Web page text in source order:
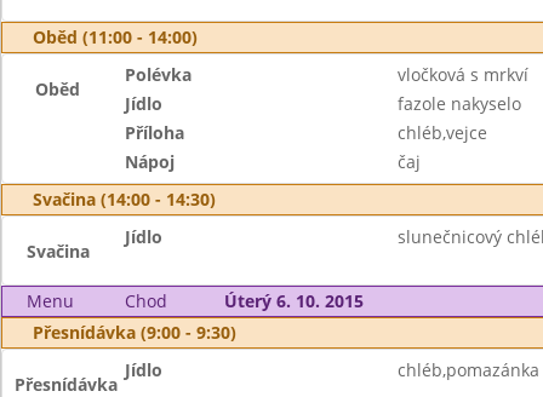
Oběd (11:00 - 14:00)
Oběd
Polévka
vločková s mrkví
Jídlo
fazole nakyselo
Příloha
chléb,vejce
Nápoj
čaj
Svačina (14:00 - 14:30)
Svačina
Jídlo slunečnicový
Menu Chod
Úterý 6. 10. 2015
Přesnídávka (9:00 - 9:30)
Přesnídávka
Jídlo